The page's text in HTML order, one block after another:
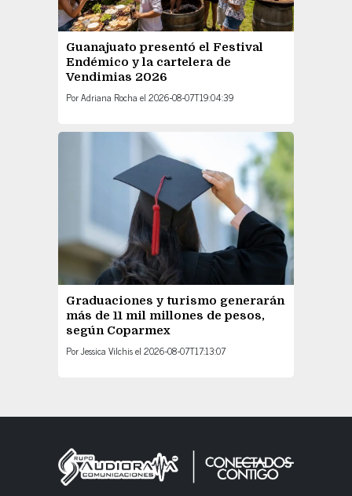
Guanajuato presentó el Festival
Endémico y la cartelera de
Vendimias 2026
PorAdriana Rocha el 2026-08-07T19:04:39
Graduaciones y turismo generarán
más de 11 mil millones de pesos,
según Coparmex
PorJessica Vilchisel 2026-08-07T17:13:07